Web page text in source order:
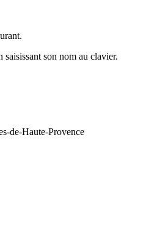
son nom au clavier.
Haute-Provence